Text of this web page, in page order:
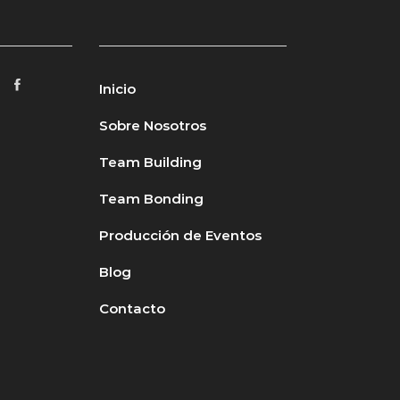
Inicio
Sobre Nosotros
Team Building
Team Bonding
Producción de Eventos
Blog
Contacto